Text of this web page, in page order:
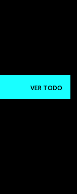
VER TODO